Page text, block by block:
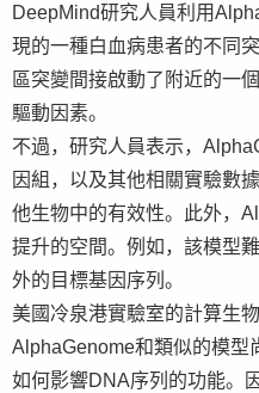
DeepMind研究人員利用
現的一種白血病患者的不同
區突變間接啟動了附近的一
驅動因素。
不過，研究人員表示，
因組，以及其他相關實驗數
他生物中的有效性。此外，
提升的空間。例如，該模型
外的目標基因序列。
美國冷泉港實驗室的計算生
AlphaGenome和類似的模型
如何影響DNA序列的功能。